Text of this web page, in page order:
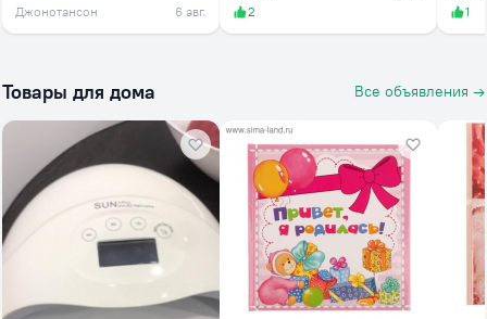
Джонотансон 6 авг.
2
1
Товары для дома Все объявления →